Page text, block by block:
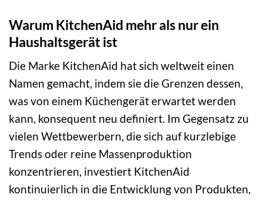
Warum KitchenAid mehr als nur ein
Haushaltsgerät ist
Die Marke KitchenAid hat sich weltweit einen
Namen gemacht, indem sie die Grenzen dessen,
was von einem Küchengerät erwartet werden
kann, konsequent neu definiert. Im Gegensatz zu
vielen Wettbewerbern, die sich auf kurzlebige
Trends oder reine Massenproduktion
konzentrieren, investiert KitchenAid
kontinuierlich in die Entwicklung von Produkten,